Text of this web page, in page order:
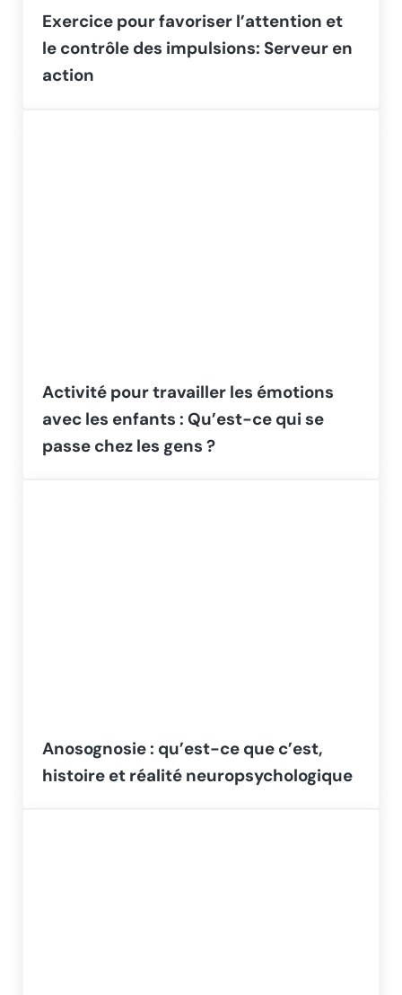
Exercice pour favoriser l’attention et
le contrôle des impulsions: Serveur en
action
Activité pour travailler les émotions
avec les enfants : Qu’est-ce qui se
passe chez les gens ?
Anosognosie : qu’est-ce que c’est,
histoire et réalité neuropsychologique